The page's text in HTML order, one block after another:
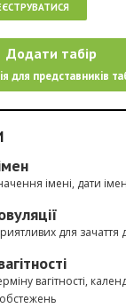
Додати табір
для представників
імені, дати
для зачаття
вагітності,